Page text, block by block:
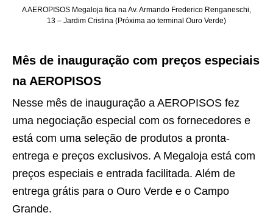
A AEROPISOS Megaloja fica na Av. Armando Frederico Renganeschi,
13 – Jardim Cristina (Próxima ao terminal Ouro Verde)
Mês de inauguração com preços especiais
na AEROPISOS
Nesse mês de inauguração a AEROPISOS fez
uma negociação especial com os fornecedores e
está com uma seleção de produtos a pronta-
entrega e preços exclusivos. A Megaloja está com
preços especiais e entrada facilitada. Além de
entrega grátis para o Ouro Verde e o Campo
Grande.